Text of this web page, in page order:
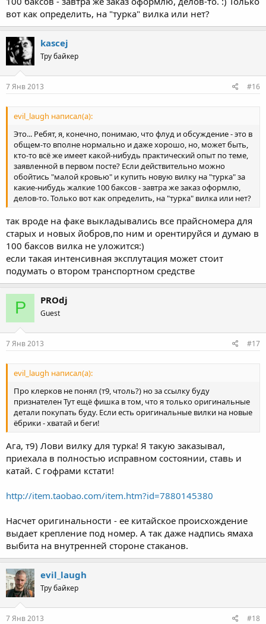
вот как определить, на "турка" вилка или нет?
kascej
Тру байкер
7 Янв 2013 #16
evil_laugh написал(а):
Это... Ребят, я, конечно, понимаю, что флуд и обсуждение - это в
общем-то вполне нормально и даже хорошо, но, может быть,
кто-то всё же имеет какой-нибудь практический опыт по теме,
заявленной в первом посте? Если действительно можно
обойтись "малой кровью" и купить новую вилку на "турка" за
какие-нибудь жалкие 100 баксов - завтра же заказ оформлю,
делов-то. Только вот как определить, на "турка" вилка или нет?
так вроде на факе выкладывались все прайсномера для
старых и новых йобров,по ним и орентируйся и думаю в
100 баксов вилка не уложится:)
если такая интенсивная эксплутация может стоит
подумать о втором транспортном средстве
P PROdj
Guest
7 Янв 2013 #17
evil_laugh написал(а):
Про клерков не понял (т9, чтоль?) но за ссылку буду
признателен Тут ещё фишка в том, что я только оригинальные
детали покупать буду. Если есть оригинальные вилки на новые
ёбрики - хватай и беги!
Ага, т9) Лови вилку для турка! Я такую заказывал,
приехала в полностью исправном состоянии, ставь и
катай. С гофрами кстати!
http://item.taobao.com/item.htm?id=7880145380
Насчет оригинальности - ее китайское происхождение
выдает крепление под номер. А так даже надпись ямаха
выбита на внутренней стороне стаканов.
evil_laugh
Тру байкер
7 Янв 2013 #18